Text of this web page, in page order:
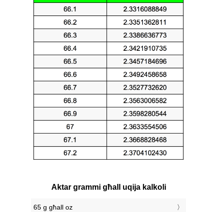
Aktar grammi għall uqija kalkoli
65 g għall oz